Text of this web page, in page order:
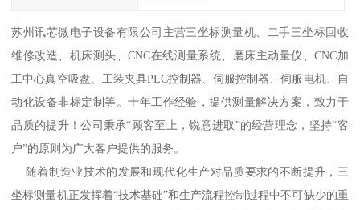
苏州讯芯微电子设备有限公司主营三坐标测量机、二手三坐标回收
维修改造、机床测头、CNC在线测量系统、磨床主动量仪、CNC加
工中心真空吸盘、工装夹具PLC控制器、伺服控制器、伺服电机、自
动化设备非标定制等。十年工作经验，提供测量解决方案，致力于
品质的提升！公司秉承“顾客至上，锐意进取”的经营理念，坚持“客
户”的原则为广大客户提供的服务。
随着制造业技术的发展和现代化生产对品质要求的不断提升，三
坐标测量机正发挥着“技术基础”和生产流程控制过程中不可缺少的重